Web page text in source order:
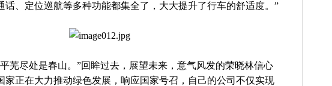
话、定位巡航等多种功能都集全了，大大提升了行车的舒适度。”
芜尽处是春山。”回眸过去，展望未来，意气风发的荣晓林信心
家正在大力推动绿色发展，响应国家号召，自己的公司不仅实现